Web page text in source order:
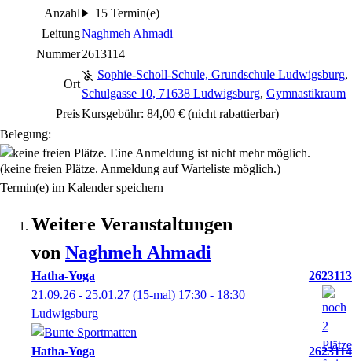
Anzahl
15 Termin(e)
LeitungNaghmeh Ahmadi
Nummer2613114
Ort
Sophie-Scholl-Schule, Grundschule Ludwigsburg,
Schulgasse 10, 71638 Ludwigsburg, Gymnastikraum
PreisKursgebühr: 84,00 € (nicht rabattierbar)
Belegung:
(keine freien Plätze. Anmeldung auf Warteliste möglich.)
Termin(e) im Kalender speichern
Weitere Veranstaltungen
von Naghmeh Ahmadi
Hatha-Yoga
2623113
21.09.26 - 25.01.27 (15-mal) 17:30 - 18:30
Ludwigsburg
Hatha-Yoga
2623114